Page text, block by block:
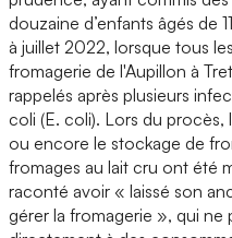
douzaine d’enfants âgés de
à juillet 2022, lorsque tous
fromagerie de l'Aupillon à
rappelés après plusieurs
coli (E. coli). Lors du procès,
ou encore le stockage de
fromages au lait cru ont été
raconté avoir « laissé son
gérer la fromagerie », qui ne